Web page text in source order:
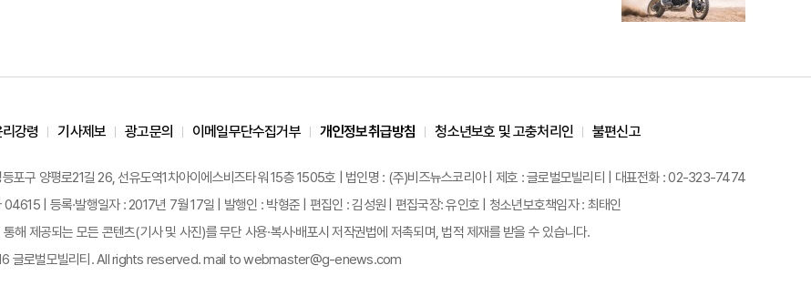
강령 기사제보 광고문의 이메일무단수집거부 개인정보취급방침 청소년보호 및 고충처리인 불편신고
포구 양평로21길 26, 선유도역1차아이에스비즈타워 15층 1505호 | 법인명 : (주)비즈뉴스코리아 | 제호 : 글로벌모빌리티 | 대표전화 : 02-323-7474
04615 | 등록·발행일자 : 2017년 7월 17일 | 발행인 : 박형준 | 편집인 : 김성원 | 편집국장: 유인호 | 청소년보호책임자 : 최태인
해 제공되는 모든 콘텐츠(기사 및 사진)를 무단 사용·복사·배포시 저작권법에 저촉되며, 법적 제재를 받을 수 있습니다.
글로벌모빌리티. All rights reserved. mail to webmaster@g-enews.com